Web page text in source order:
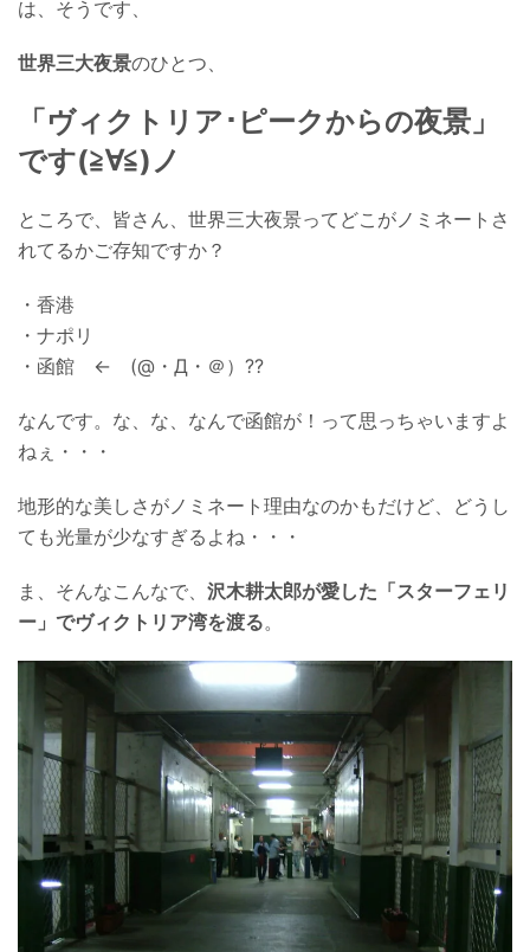
は、そうです、
世界三大夜景のひとつ、
「ヴィクトリア･ピークからの夜景 」
です(≧∀≦)ノ
ところで、皆さん、世界三大夜景ってどこがノミネートさ
れてるかご存知ですか？
・香港
・ナポリ
・函館 ← (@・Д・＠）??
なんです。な、な、なんで函館が！って思っちゃいますよ
ねぇ・・・
地形的な美しさがノミネート理由なのかもだけど、どうし
ても光量が少なすぎるよね・・・
ま、そんなこんなで、 沢木耕太郎が愛した「スターフェリ
ー」でヴィクトリア湾を渡る。